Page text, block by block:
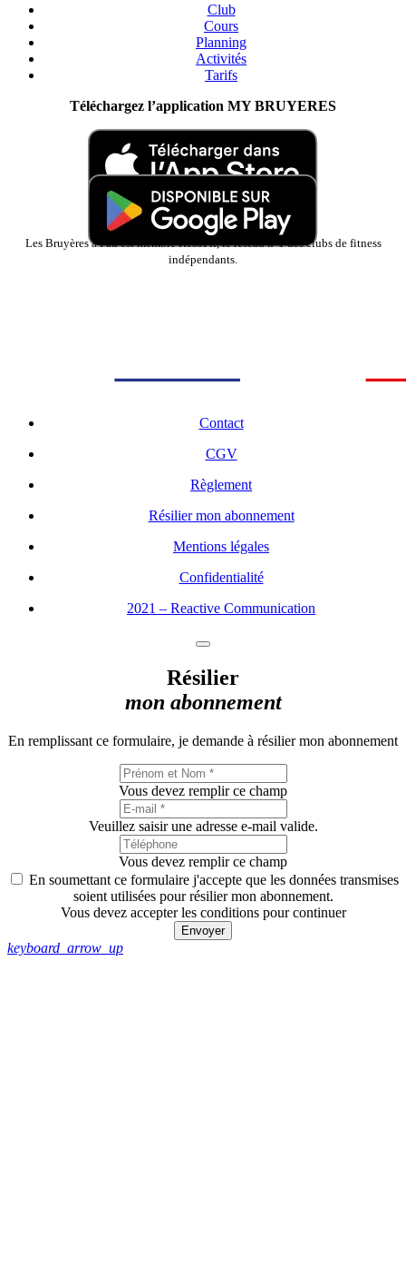
Club
Cours
Planning
Activités
Tarifs
Téléchargez l’application MY BRUYERES
Les Bruyères à Pau est membre ResoFit, le réseau n°1 des clubs de fitness
indépendants.
Contact
CGV
Règlement
Résilier mon abonnement
Mentions légales
Confidentialité
2021 – Reactive Communication
Résilier
mon abonnement
En remplissant ce formulaire, je demande à résilier mon abonnement
Vous devez remplir ce champ
Veuillez saisir une adresse e-mail valide.
Vous devez remplir ce champ
En soumettant ce formulaire j'accepte que les données transmises
soient utilisées pour résilier mon abonnement.
Vous devez accepter les conditions pour continuer
Envoyer
keyboard_arrow_up